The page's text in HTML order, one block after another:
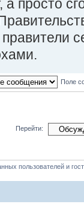
а просто
Поле
Перейти:
пользователей и